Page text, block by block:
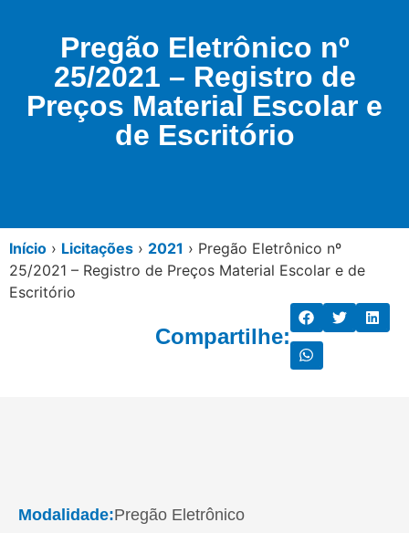
Pregão Eletrônico nº
25/2021 – Registro de
Preços Material Escolar e
de Escritório
Início › Licitações › 2021 › Pregão Eletrônico nº
25/2021 – Registro de Preços Material Escolar e de
Escritório
Compartilhe:
Modalidade:Pregão Eletrônico